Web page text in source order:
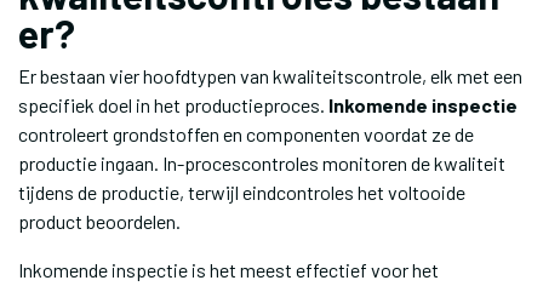
er?
Er bestaan vier hoofdtypen van kwaliteitscontrole, elk met een
specifiek doel in het productieproces. Inkomende inspectie
controleert grondstoffen en componenten voordat ze de
productie ingaan. In-procescontroles monitoren de kwaliteit
tijdens de productie, terwijl eindcontroles het voltooide
product beoordelen.
Inkomende inspectie is het meest effectief voor het